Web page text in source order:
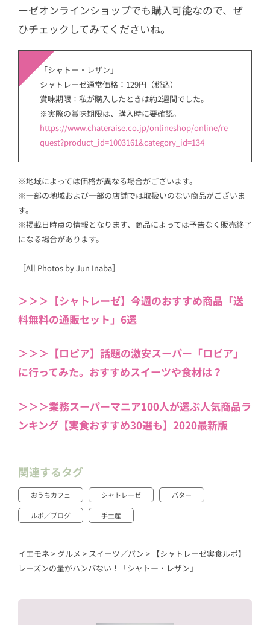
ーゼオンラインショップでも購入可能なので、ぜ
ひチェックしてみてくださいね。
「シャトー・レザン」
シャトレーゼ通常価格：129円（税込）
賞味期限：私が購入したときは約2週間でした。
※実際の賞味期限は、購入時に要確認。
https://www.chateraise.co.jp/onlineshop/online/re
quest?product_id=1003161&category_id=134
※地域によっては価格が異なる場合がございます。
※一部の地域および一部の店舗では取扱いのない商品がございま
す。
※掲載日時点の情報となります、商品によっては予告なく販売終了
になる場合があります。
［All Photos by Jun Inaba］
＞＞＞【シャトレーゼ】今週のおすすめ商品「送
料無料の通販セット」6選
＞＞＞【ロピア】話題の激安スーパー「ロピア」
に行ってみた。おすすめスイーツや食材は？
＞＞＞業務スーパーマニア100人が選ぶ人気商品ラ
ンキング【実食おすすめ30選も】2020最新版
関連するタグ
おうちカフェ シャトレーゼ バター
ルポ／ブログ 手土産
イエモネ > グルメ > スイーツ／パン > 【シャトレーゼ実食ルポ】
レーズンの量がハンパない！「シャトー・レザン」